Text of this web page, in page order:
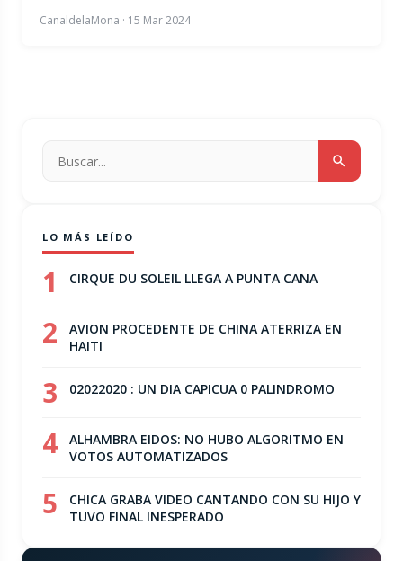
CanaldelaMona · 15 Mar 2024
LO MÁS LEÍDO
1 CIRQUE DU SOLEIL LLEGA A PUNTA CANA
2
AVION PROCEDENTE DE CHINA ATERRIZA EN
HAITI
3 02022020 : UN DIA CAPICUA 0 PALINDROMO
4
ALHAMBRA EIDOS: NO HUBO ALGORITMO EN
VOTOS AUTOMATIZADOS
5
CHICA GRABA VIDEO CANTANDO CON SU HIJO Y
TUVO FINAL INESPERADO